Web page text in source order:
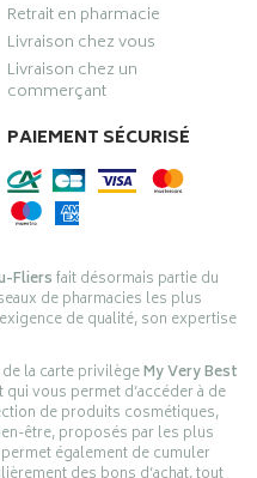
Retrait en pharmacie
Livraison chez vous
Livraison chez un
commerçant
PAIEMENT SÉCURISÉ
Fliersfait désormais partie du
de pharmacies les plus
de qualité, son expertise
la carte privilègeMy Very Best
vous permet d’accéder à de
de produits cosmétiques,
être, proposés par les plus
également de cumuler